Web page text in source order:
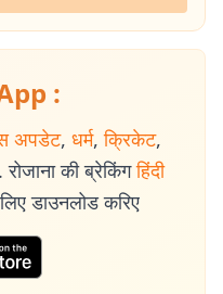
:
अपडेट, धर्म, क्रिकेट,
की ब्रेकिंग हिंदी
डाउनलोड करिए